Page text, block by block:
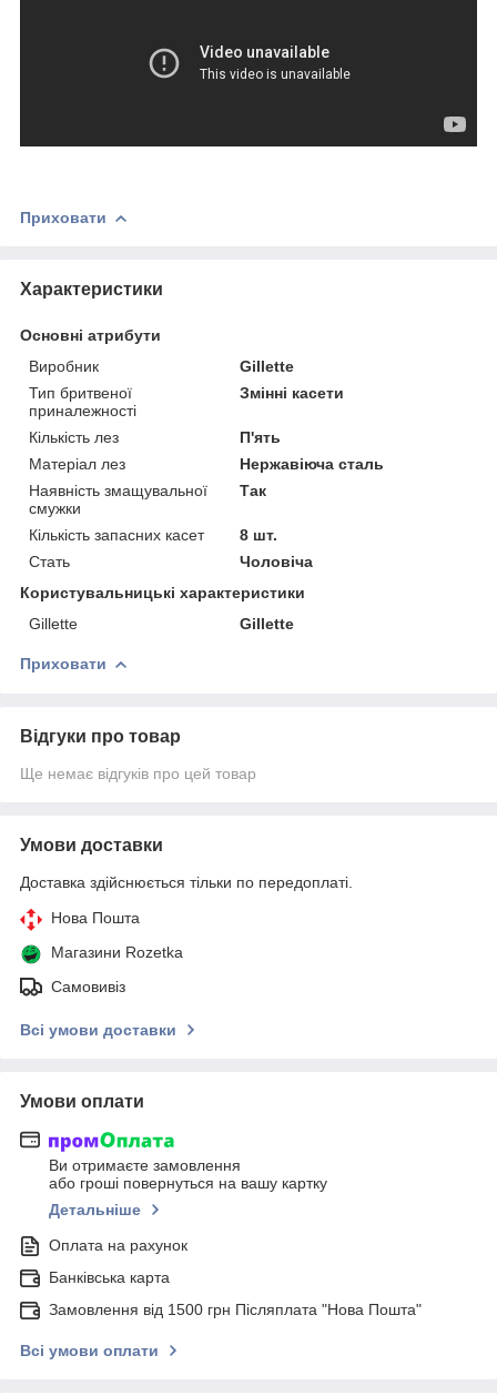
Приховати
Характеристики
Основні атрибути
Виробник
Gillette
Тип бритвеної
приналежності
Змінні касети
Кількість лез
П'ять
Матеріал лез
Нержавіюча сталь
Наявність змащувальної
смужки
Так
Кількість запасних касет
8 шт.
Стать
Чоловіча
Користувальницькі характеристики
Gillette
Gillette
Приховати
Відгуки про товар
Ще немає відгуків про цей товар
Умови доставки
Доставка здійснюється тільки по передоплаті.
Нова Пошта
Магазини Rozetka
Самовивіз
Всі умови доставки
Умови оплати
Ви отримаєте замовлення
або гроші повернуться на вашу картку
Детальніше
Оплата на рахунок
Банківська карта
Замовлення від 1500 грн Післяплата "Нова Пошта"
Всі умови оплати